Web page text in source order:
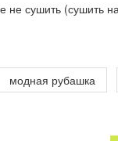
сушить (сушить
модная рубашка